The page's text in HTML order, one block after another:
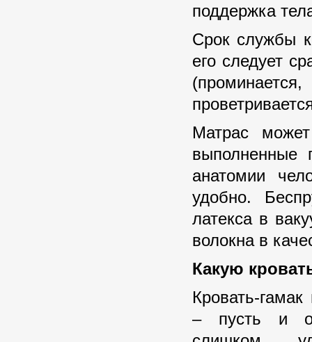
поддержка
Срок службы
его следует
Матрас
выполненные
анатомии
удобно.
латекса в
волокна в
Какую
Кровать-
– пусть и